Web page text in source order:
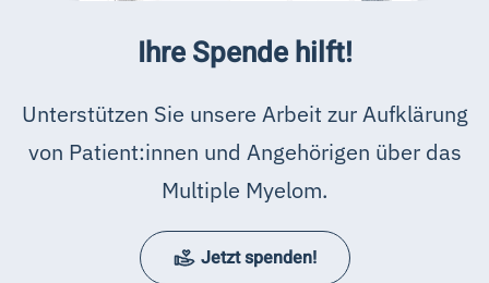
Ihre Spende hilft!
Unterstützen Sie unsere Arbeit zur Aufklärung
von Patient:innen und Angehörigen über das
Multiple Myelom.
Jetzt spenden!